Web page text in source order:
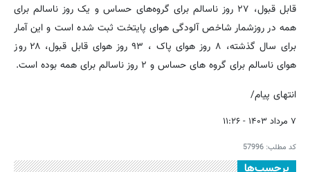
قابل قبول، ۲۷ روز ناسالم برای گروه‌های حساس و یک روز ناسالم برای
همه در روزشمار شاخص آلودگی هوای پایتخت ثبت شده است و این آمار
برای سال گذشته، ۸ روز هوای پاک ، ۹۳ روز هوای قابل قبول، ۲۸ روز
هوای ناسالم برای گروه های حساس و ۲ روز ناسالم برای همه بوده است.
انتهای پیام/
۷ مرداد ۱۴۰۳ - ۱۱:۲۶
کد مطلب: 57996